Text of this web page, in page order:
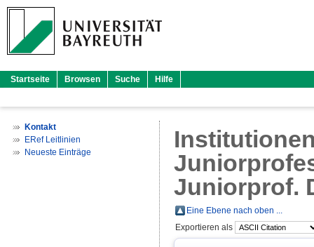
Startseite Browsen Suche Hilfe
Kontakt
ERef Leitlinien
Neueste Einträge
Juniorprof.
Eine Ebene nach oben ...
Exportieren als